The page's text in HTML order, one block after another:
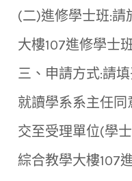
(二)進修學士班:請
大樓107進修學士
三、申請方式:請
就讀學系系主任
交至受理單位(學
綜合教學大樓107